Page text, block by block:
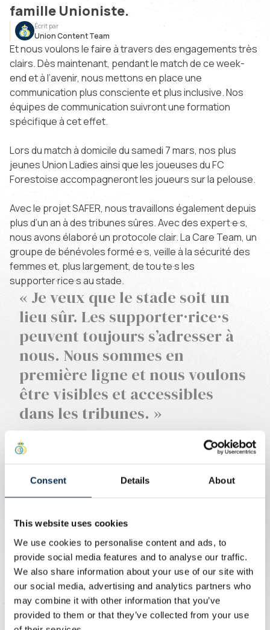
Consent Details About
This website uses cookies
We use cookies to personalise content and ads, to
provide social media features and to analyse our traffic.
We also share information about your use of our site with
our social media, advertising and analytics partners who
may combine it with other information that you’ve
provided to them or that they’ve collected from your use
famille Unioniste.
Écrit par
Union Content Team
Et nous voulons le faire à travers des engagements très
clairs. Dès maintenant, pendant le match de ce week-
end et à l’avenir, nous mettons en place une
communication plus consciente et plus inclusive. Nos
équipes de communication suivront une formation
spécifique à cet effet.
Lors du match à domicile du samedi 7 mars, nos plus
jeunes Union Ladies ainsi que les joueuses du FC
Forestoise accompagneront les joueurs sur la pelouse.
Avec le projet SAFER, nous travaillons également depuis
plus d’un an à des tribunes sûres. Avec des expert·e·s,
nous avons élaboré un protocole clair. La Care Team, un
groupe de bénévoles formé·e·s, veille à la sécurité des
femmes et, plus largement, de tou·te·s les
supporter·rice·s au stade.
« Je veux que le stade soit un
lieu sûr. Les supporter·rice·s
peuvent toujours s’adresser à
nous. Nous sommes en
première ligne et nous voulons
être visibles et accessibles
dans les tribunes. »
Edith Flament - Care Team